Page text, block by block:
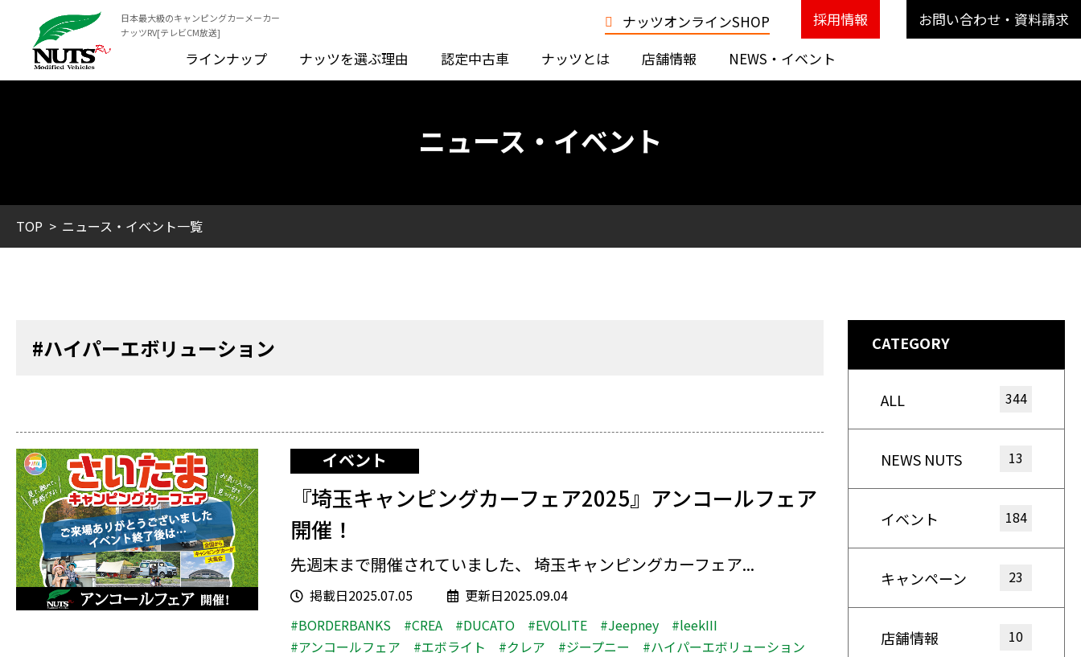
日本最大級のキャンピングカーメーカー
ナッツRV[テレビCM放送]
お問い合わせ・資料請求
ラインナップ
ナッツを選ぶ理由 認定中古車 ナッツとは 店舗情報 NEWS・イベント
ナッツオンラインSHOP 採用情報
ニュース・イベント
TOP ニュース・イベント一覧
#ハイパーエボリューション
イベント
『埼玉キャンピングカーフェア2025』アンコールフェア
開催！
先週末まで開催されていました、 埼玉キャンピングカーフェア...
掲載日2025.07.05
更新日2025.09.04
#BORDERBANKS
#CREA #DUCATO #EVOLITE #Jeepney
#leekIII
#アンコールフェア
#エボライト #クレア #ジープニー
#ハイパーエボリューション
CATEGORY
ALL 344
NEWS NUTS 13
イベント 184
キャンペーン 23
店舗情報 10